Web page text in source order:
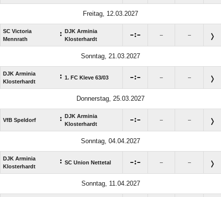
Freitag, 12.03.2027
SC Victoria
Mennrath
: DJK Arminia
Klosterhardt
: – –
Sonntag, 21.03.2027
DJK Arminia
Klosterhardt
: 1. FC Kleve 63/​03 : – –
Donnerstag, 25.03.2027
VfB Speldorf : DJK Arminia
Klosterhardt
: – –
Sonntag, 04.04.2027
DJK Arminia
Klosterhardt
: SC Union Nettetal : – –
Sonntag, 11.04.2027